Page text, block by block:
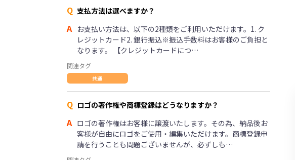
Q 支払方法は選べますか？
A お支払い方法は、以下の2種類をご利用いただけます。1. ク
レジットカード2. 銀行振込※振込手数料はお客様のご負担と
なります。 【クレジットカードにつ…
関連タグ
共通
Q ロゴの著作権や商標登録はどうなりますか？
A ロゴの著作権はお客様に譲渡いたします。その為、納品後お
客様が自由にロゴをご使用・編集いただけます。商標登録申
請を行うことも問題ございませんが、必ずしも…